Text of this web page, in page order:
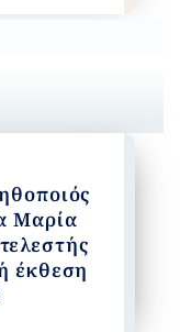
Μαρία
έκθεση